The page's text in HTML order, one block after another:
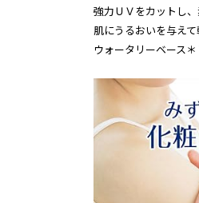
強力ＵＶをカットし
肌にうるおいを与えて
ウォータリーベース